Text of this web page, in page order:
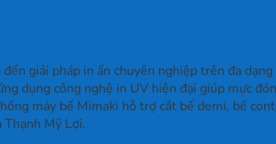
giải pháp in ấn chuyên nghiệp trên đa
dụng công nghệ in UV hiện đại giúp mực
máy bế Mimaki hỗ trợ cắt bế demi, bế
Thạnh Mỹ Lợi.